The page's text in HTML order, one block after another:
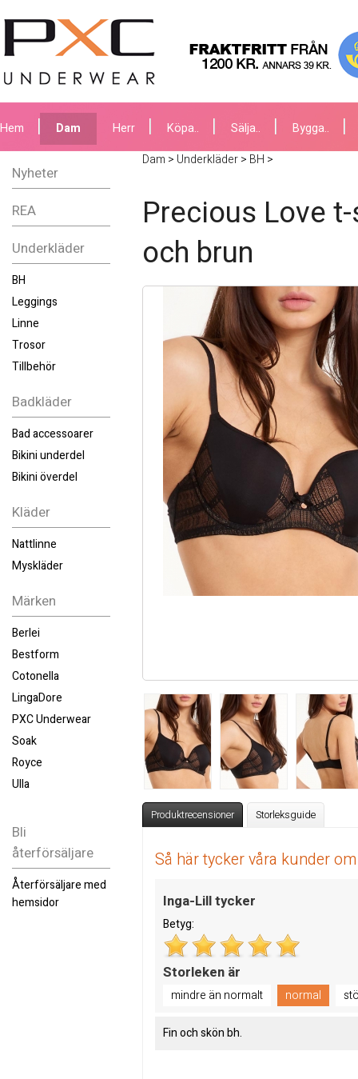
Hem Dam Herr Köpa.. Sälja.. Bygga..
Nyheter
REA
Underkläder
BH
Leggings
Linne
Trosor
Tillbehör
Badkläder
Bad accessoarer
Bikini underdel
Bikini överdel
Kläder
Nattlinne
Myskläder
Märken
Berlei
Bestform
Cotonella
LingaDore
PXC Underwear
Soak
Royce
Ulla
Bli
återförsäljare
Återförsäljare med
hemsidor
Dam > Underkläder> BH >
Precious Love
och brun
Produktrecensioner Storleksguide
Så här tycker våra kunder
Inga-Lill tycker
Betyg:
Storleken är
mindre än normalt normal
Fin och skön bh.